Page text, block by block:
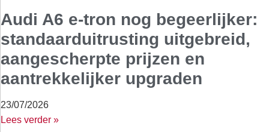
Audi A6 e-tron nog begeerlijker:
standaarduitrusting uitgebreid,
aangescherpte prijzen en
aantrekkelijker upgraden
23/07/2026
Lees verder »